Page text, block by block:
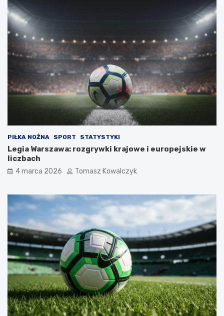
PIŁKA NOŻNA SPORT STATYSTYKI
Legia Warszawa: rozgrywki krajowe i europejskie w
liczbach
4 marca 2026 Tomasz Kowalczyk